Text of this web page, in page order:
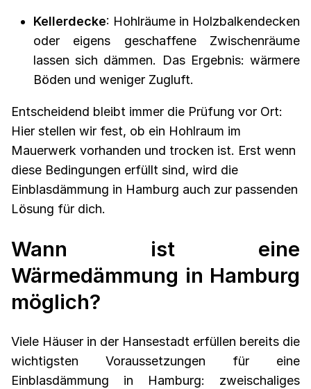
Kellerdecke: Hohlräume in Holzbalkendecken
oder eigens geschaffene Zwischenräume
lassen sich dämmen. Das Ergebnis: wärmere
Böden und weniger Zugluft.
Entscheidend bleibt immer die Prüfung vor Ort:
Hier stellen wir fest, ob ein Hohlraum im
Mauerwerk vorhanden und trocken ist. Erst wenn
diese Bedingungen erfüllt sind, wird die
Einblasdämmung in Hamburg auch zur passenden
Lösung für dich.
Wann ist eine
Wärmedämmung in Hamburg
möglich?
Viele Häuser in der Hansestadt erfüllen bereits die
wichtigsten Voraussetzungen für eine
Einblasdämmung in Hamburg: zweischaliges